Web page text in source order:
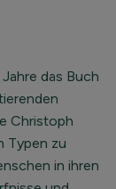
das Buch
Christoph
Typen zu
in ihren